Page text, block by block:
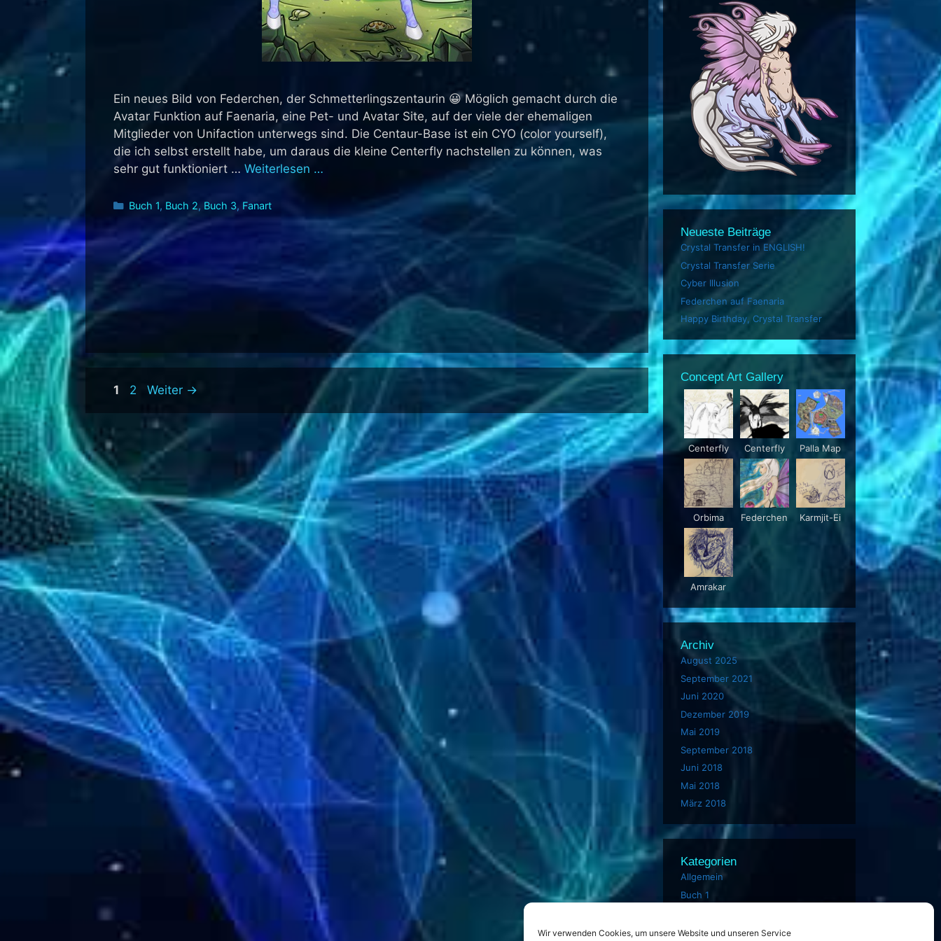
Wir verwenden Cookies, um unsere Website und unseren Service
Ein neues Bild von Federchen, der Schmetterlingszentaurin 😀 Möglich gemacht durch die
Avatar Funktion auf Faenaria, eine Pet- und Avatar Site, auf der viele der ehemaligen
Mitglieder von Unifaction unterwegs sind. Die Centaur-Base ist ein CYO (color yourself),
die ich selbst erstellt habe, um daraus die kleine Centerfly nachstellen zu können, was
sehr gut funktioniert … Weiterlesen …
Kategorien
Buch 1, Buch 2, Buch 3, Fanart
Seite
1 Seite
2 Weiter →
Neueste Beiträge
Crystal Transfer in ENGLISH!
Crystal Transfer Serie
Cyber Illusion
Federchen auf Faenaria
Happy Birthday, Crystal Transfer
Concept Art Gallery
Centerfly Centerfly Palla Map
Orbima Federchen Karmjit-Ei
Amrakar
Archiv
August 2025
September 2021
Juni 2020
Dezember 2019
Mai 2019
September 2018
Juni 2018
Mai 2018
März 2018
Kategorien
Allgemein
Buch 1
Buch 3